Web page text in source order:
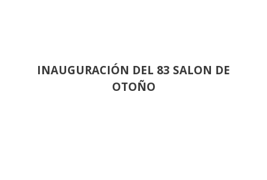
INAUGURACIÓN DEL 83 SALON DE
OTOÑO